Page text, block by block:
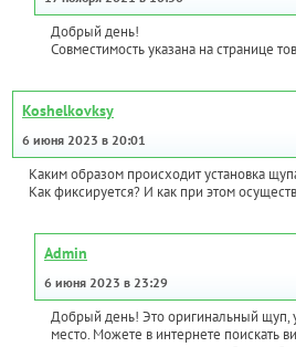
Добрый день!
Совместимость указана на странице
Koshelkovksy
6 июня 2023 в 20:01
Каким образом происходит установка
Как фиксируется? И как при этом
Admin
6 июня 2023 в 23:29
Добрый день! Это оригинальный щуп,
место. Можете в интернете поискать